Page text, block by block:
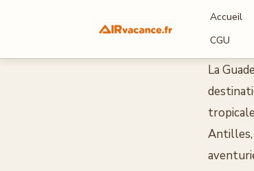
au
Accueil
CGU
La
Antilles,